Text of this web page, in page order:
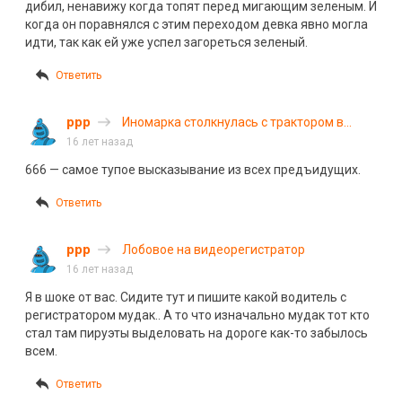
дибил, ненавижу когда топят перед мигающим зеленым. И
когда он поравнялся с этим переходом девка явно могла
идти, так как ей уже успел загореться зеленый.
Ответить
ррр
Иномарка столкнулась с трактором в
Новосибирске
16 лет назад
666 — самое тупое высказывание из всех предъидущих.
Ответить
ррр Лобовое на видеорегистратор
16 лет назад
Я в шоке от вас. Сидите тут и пишите какой водитель с
регистратором мудак.. А то что изначально мудак тот кто
стал там пируэты выделовать на дороге как-то забылось
всем.
Ответить